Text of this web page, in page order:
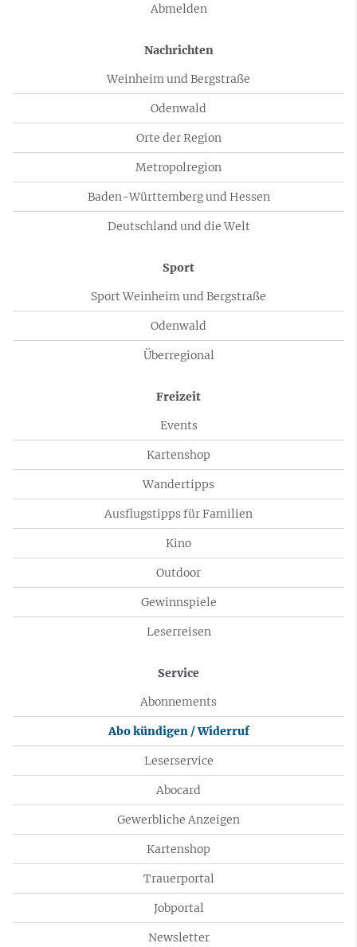
Abmelden
Nachrichten
Weinheim und Bergstraße
Odenwald
Orte der Region
Metropolregion
Baden-Württemberg und Hessen
Deutschland und die Welt
Sport
Sport Weinheim und Bergstraße
Odenwald
Überregional
Freizeit
Events
Kartenshop
Wandertipps
Ausflugstipps für Familien
Kino
Outdoor
Gewinnspiele
Leserreisen
Service
Abonnements
Abo kündigen / Widerruf
Leserservice
Abocard
Gewerbliche Anzeigen
Kartenshop
Trauerportal
Jobportal
Newsletter